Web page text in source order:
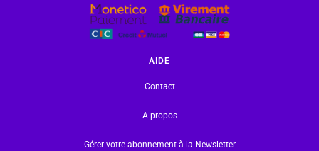
AIDE
Contact
A propos
Gérer votre abonnement à la Newsletter